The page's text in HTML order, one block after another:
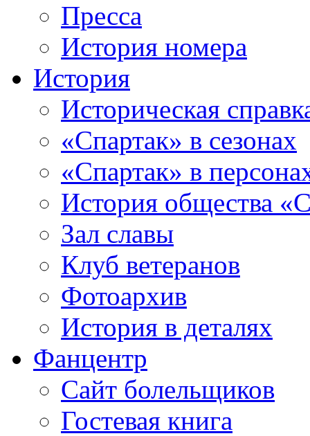
Пресса
История номера
История
Историческая
«Спартак» в сезонах
«Спартак» в
История общества
Зал славы
Клуб ветеранов
Фотоархив
История в деталях
Фанцентр
Сайт болельщиков
Гостевая книга